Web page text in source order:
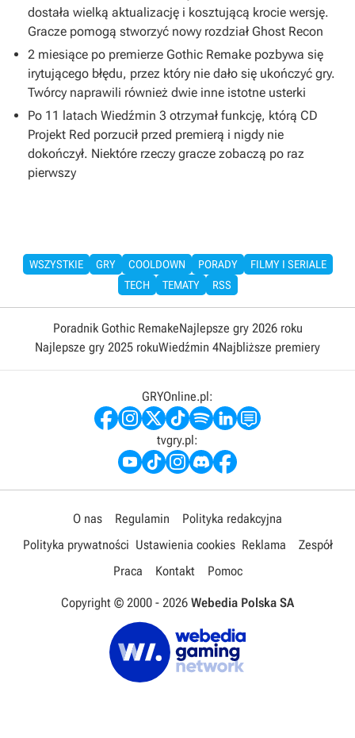
dostała wielką aktualizację i kosztującą krocie wersję.
Gracze pomogą stworzyć nowy rozdział Ghost Recon
2 miesiące po premierze Gothic Remake pozbywa się
irytującego błędu, przez który nie dało się ukończyć gry.
Twórcy naprawili również dwie inne istotne usterki
Po 11 latach Wiedźmin 3 otrzymał funkcję, którą CD
Projekt Red porzucił przed premierą i nigdy nie
dokończył. Niektóre rzeczy gracze zobaczą po raz
pierwszy
WSZYSTKIE GRY COOLDOWN PORADY
FILMY I SERIALE
TECH
TEMATY RSS
Poradnik Gothic RemakeNajlepsze gry 2026 roku
Najlepsze gry 2025 rokuWiedźmin 4Najbliższe premiery
GRYOnline.pl:
tvgry.pl:
O nas Regulamin
Polityka redakcyjna
Polityka prywatności Ustawienia cookies Reklama
Zespół
Praca
Kontakt Pomoc
Copyright © 2000 - 2026 Webedia Polska SA